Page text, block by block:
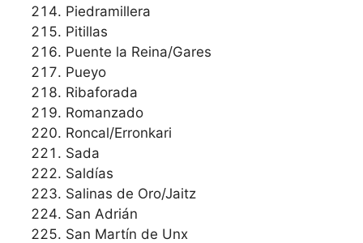
Piedramillera
Pitillas
Puente la Reina/Gares
Pueyo
Ribaforada
Romanzado
Roncal/Erronkari
Sada
Saldías
Salinas de Oro/Jaitz
San Adrián
San Martín de Unx